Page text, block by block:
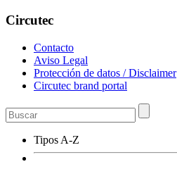
Circutec
Contacto
Aviso Legal
Protección de datos / Disclaimer
Circutec brand portal
Tipos A-Z